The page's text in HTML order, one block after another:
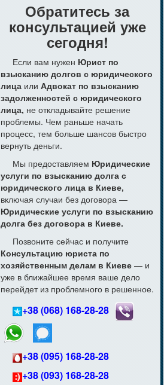
Обратитесь за
консультацией уже
сегодня!
Если вам нужен Юрист по
взысканию долгов с юридического
лица или Адвокат по взысканию
задолженностей с юридического
лица, не откладывайте решение
проблемы. Чем раньше начать
процесс, тем больше шансов быстро
вернуть деньги.
Мы предоставляем Юридические
услуги по взысканию долга с
юридического лица в Киеве,
включая случаи без договора —
Юридические услуги по взысканию
долга без договора в Киеве.
Позвоните сейчас и получите
Консультацию юриста по
хозяйственным делам в Киеве — и
уже в ближайшее время ваше дело
перейдет из проблемного в решенное.
+38 (068) 168-28-28
+38 (095) 168-28-28
+38 (093) 168-28-28